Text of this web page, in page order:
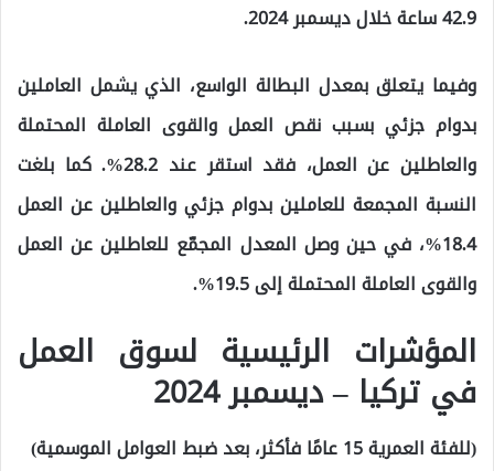
42.9 ساعة خلال ديسمبر 2024.
وفيما يتعلق بمعدل البطالة الواسع، الذي يشمل العاملين
بدوام جزئي بسبب نقص العمل والقوى العاملة المحتملة
والعاطلين عن العمل، فقد استقر عند 28.2%. كما بلغت
النسبة المجمعة للعاملين بدوام جزئي والعاطلين عن العمل
18.4%، في حين وصل المعدل المجمّع للعاطلين عن العمل
والقوى العاملة المحتملة إلى 19.5%.
المؤشرات الرئيسية لسوق العمل
في تركيا – ديسمبر 2024
(للفئة العمرية 15 عامًا فأكثر، بعد ضبط العوامل الموسمية)